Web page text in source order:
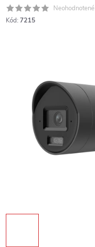
Neohodnotené
Kód: 7215